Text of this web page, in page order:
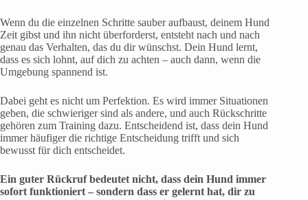
Wenn du die einzelnen Schritte sauber aufbaust, deinem Hund
Zeit gibst und ihn nicht überforderst, entsteht nach und nach
genau das Verhalten, das du dir wünschst. Dein Hund lernt,
dass es sich lohnt, auf dich zu achten – auch dann, wenn die
Umgebung spannend ist.
Dabei geht es nicht um Perfektion. Es wird immer Situationen
geben, die schwieriger sind als andere, und auch Rückschritte
gehören zum Training dazu. Entscheidend ist, dass dein Hund
immer häufiger die richtige Entscheidung trifft und sich
bewusst für dich entscheidet.
Ein guter Rückruf bedeutet nicht, dass dein Hund immer
sofort funktioniert – sondern dass er gelernt hat, dir zu